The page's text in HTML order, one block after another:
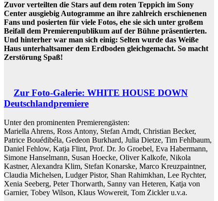
Zuvor verteilten die Stars auf dem roten Teppich im Sony
Center ausgiebig Autogramme an ihre zahlreich erschienenen
Fans und posierten für viele Fotos, ehe sie sich unter großem
Beifall dem Premierenpublikum auf der Bühne präsentierten.
Und hinterher war man sich einig: Selten wurde das Weiße
Haus unterhaltsamer dem Erdboden gleichgemacht. So macht
Zerstörung Spaß!
Zur Foto-Galerie: WHITE HOUSE DOWN
Deutschlandpremiere
Unter den prominenten Premierengästen:
Mariella Ahrens, Ross Antony, Stefan Arndt, Christian Becker,
Patrice Bouédibéla, Gedeon Burkhard, Julia Dietze, Tim Fehlbaum,
Daniel Fehlow, Katja Flint, Prof. Dr. Jo Groebel, Eva Habermann,
Simone Hanselmann, Susan Hoecke, Oliver Kalkofe, Nikola
Kastner, Alexandra Klim, Stefan Konarske, Marco Kreuzpaintner,
Claudia Michelsen, Ludger Pistor, Shan Rahimkhan, Lee Rychter,
Xenia Seeberg, Peter Thorwarth, Sanny van Heteren, Katja von
Garnier, Tobey Wilson, Klaus Wowereit, Tom Zickler u.v.a.